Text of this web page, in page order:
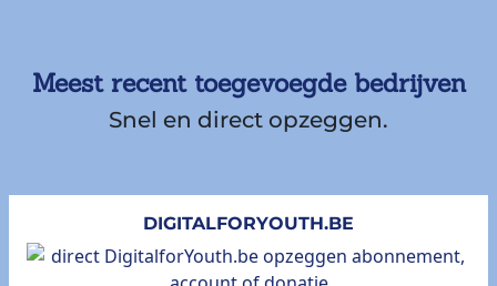
Meest recent toegevoegde bedrijven
Snel en direct opzeggen.
DIGITALFORYOUTH.BE